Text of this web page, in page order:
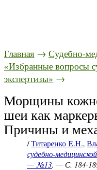
Главная → Судебно-
«Избранные вопросы
экспертизы» →
Морщины
шеи как
Причины и
/Титаренко Е.Н.,
судебно-
— №13. — С. 184-